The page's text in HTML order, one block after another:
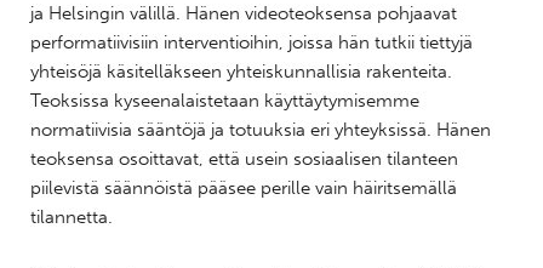
ja Helsingin välillä. Hänen videoteoksensa pohjaavat
performatiivisiin interventioihin, joissa hän tutkii tiettyjä
yhteisöjä käsitelläkseen yhteiskunnallisia rakenteita.
Teoksissa kyseenalaistetaan käyttäytymisemme
normatiivisia sääntöjä ja totuuksia eri yhteyksissä. Hänen
teoksensa osoittavat, että usein sosiaalisen tilanteen
piilevistä säännöistä pääsee perille vain häiritsemällä
tilannetta.